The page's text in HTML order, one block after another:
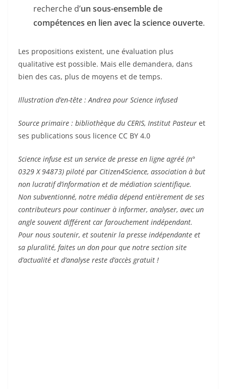
recherche d’un sous-ensemble de
compétences en lien avec la science ouverte.
Les propositions existent, une évaluation plus
qualitative est possible. Mais elle demandera, dans
bien des cas, plus de moyens et de temps.
Illustration d’en-tête : Andrea pour Science infused
Source primaire : bibliothèque du CERIS, Institut Pasteur et
ses publications sous licence CC BY 4.0
Science infuse est un service de presse en ligne agréé (n°
0329 X 94873) piloté par Citizen4Science, association à but
non lucratif d’information et de médiation scientifique.
Non subventionné, notre média dépend entièrement de ses
contributeurs pour continuer à informer, analyser, avec un
angle souvent différent car farouchement indépendant.
Pour nous soutenir, et soutenir la presse indépendante et
sa pluralité, faites un don pour que notre section site
d’actualité et d’analyse reste d’accès gratuit !